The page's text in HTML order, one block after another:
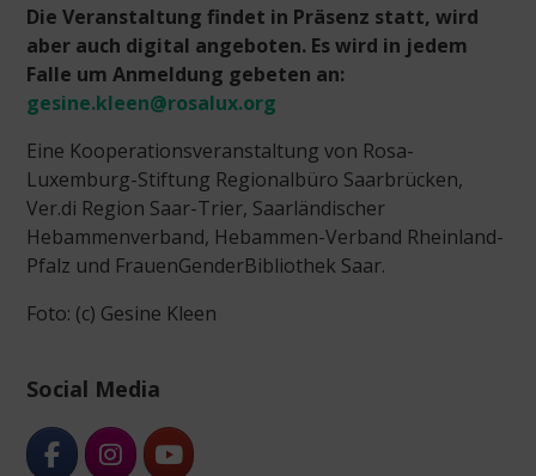
Die Veranstaltung findet in Präsenz statt, wird
aber auch digital angeboten. Es wird in jedem
Falle um Anmeldung gebeten an:
gesine.kleen@rosalux.org
Eine Kooperationsveranstaltung von Rosa-
Luxemburg-Stiftung Regionalbüro Saarbrücken,
Ver.di Region Saar-Trier, Saarländischer
Hebammenverband, Hebammen-Verband Rheinland-
Pfalz und FrauenGenderBibliothek Saar.
Foto: (c) Gesine Kleen
Social Media